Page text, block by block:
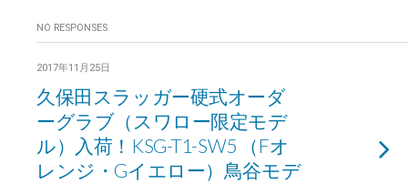
NO RESPONSES
2017年11月25日
久保田スラッガー硬式オーダ
ーグラブ（スワロー限定モデ
ル）入荷！KSG-T1-SW5 （Fオ
レンジ・Gイエロー）鳥谷モデ